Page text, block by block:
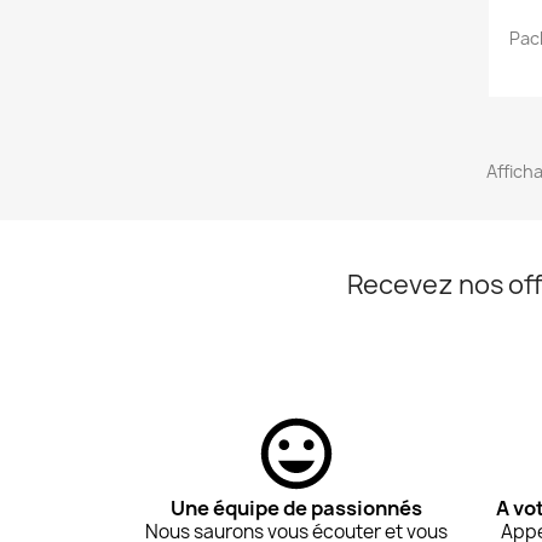
Recevez nos
Une équipe de passionnés
Nous saurons vous écouter et vous
A